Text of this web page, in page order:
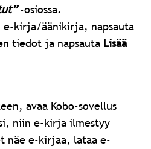
-osiossa.
e-kirja/äänikirja, napsauta
tiedot ja napsauta Lisää
avaa Kobo-sovellus
niin e-kirja ilmestyy
näe e-kirjaa, lataa e-